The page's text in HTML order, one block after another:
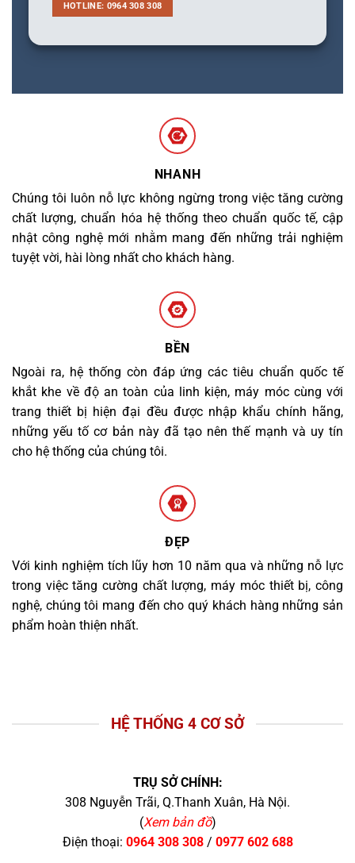
HOTLINE: 0964 308 308
NHANH
Chúng tôi luôn nỗ lực không ngừng trong việc tăng cường
chất lượng, chuẩn hóa hệ thống theo chuẩn quốc tế, cập
nhật công nghệ mới nhằm mang đến những trải nghiệm
tuyệt vời, hài lòng nhất cho khách hàng.
BỀN
Ngoài ra, hệ thống còn đáp ứng các tiêu chuẩn quốc tế
khắt khe về độ an toàn của linh kiện, máy móc cùng với
trang thiết bị hiện đại đều được nhập khẩu chính hãng,
những yếu tố cơ bản này đã tạo nên thế mạnh và uy tín
cho hệ thống của chúng tôi.
ĐẸP
Với kinh nghiệm tích lũy hơn 10 năm qua và những nỗ lực
trong việc tăng cường chất lượng, máy móc thiết bị, công
nghệ, chúng tôi mang đến cho quý khách hàng những sản
phẩm hoàn thiện nhất.
HỆ THỐNG 4 CƠ SỞ
TRỤ SỞ CHÍNH:
308 Nguyễn Trãi, Q.Thanh Xuân, Hà Nội.
(Xem bản đồ)
Điện thoại: 0964 308 308/ 0977 602 688